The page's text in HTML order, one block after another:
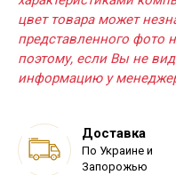
цвет товара может
представленного фото
поэтому, если Вы не
информацию у
Доставка
По Украине и
Запорожью